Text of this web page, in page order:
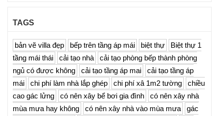
TAGS
bản vẽ villa đẹp bếp trên tầng áp mái biệt thự
Biệt thự 1
tầng mái thái
cải tạo nhà
cải tạo phòng bếp thành phòng
ngủ có được không
cải tạo tầng áp mai
cải tạo tầng áp
mái
chi phí làm nhà lắp ghép chi phí xâ 1m2 tường
chiều
cao gác lửng
có nên xây bể bơi gia đình
có nên xây nhà
mùa mưa hay không
có nên xây nhà vào mùa mưa
gác